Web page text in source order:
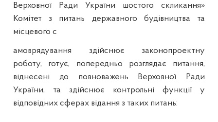
Верховної Ради України шостого скликання»
Комітет з питань державного будівництва та
місцевого с
амоврядування здійснює законопроектну
роботу, готує, попередньо розглядає питання,
віднесені до повноважень Верховної Ради
України, та здійснює контрольні функції у
відповідних сферах відання з таких питань: